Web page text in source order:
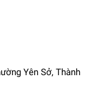
Yên Sở, Thành